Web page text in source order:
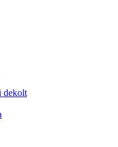
dekolt